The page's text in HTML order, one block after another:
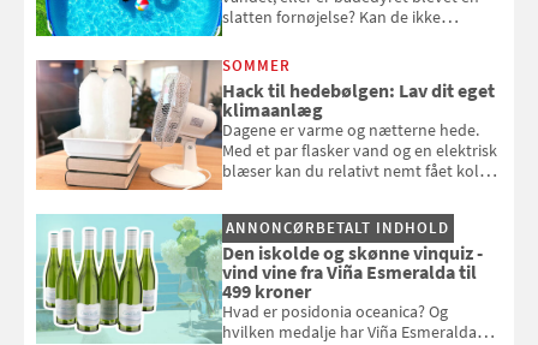
slatten fornøjelse? Kan de ikke
opmærksom, når du smider
badebassinet eller et badedyr ud
SOMMER
Hack til hedebølgen: Lav dit eget
klimaanlæg
Dagene er varme og nætterne hede.
Med et par flasker vand og en elektrisk
blæser kan du relativt nemt fået koldt
og se, hvordan du gør
ANNONCØRBETALT INDHOLD
Den iskolde og skønne vinquiz -
vind vine fra Viña Esmeralda til
499 kroner
Hvad er posidonia oceanica? Og
hvilken medalje har Viña Esmeralda